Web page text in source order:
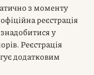
з моменту
реєстрація
у
Реєстрація
додатковим